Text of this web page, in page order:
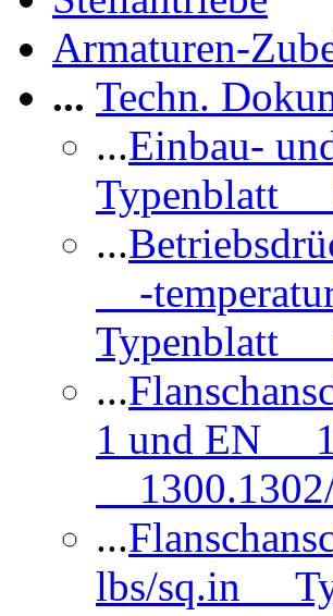
Armaturen-
... Techn.
...Einbau-
Typenblatt
...
-
Typenblatt
...
1 und EN
...
lbs/sq.in